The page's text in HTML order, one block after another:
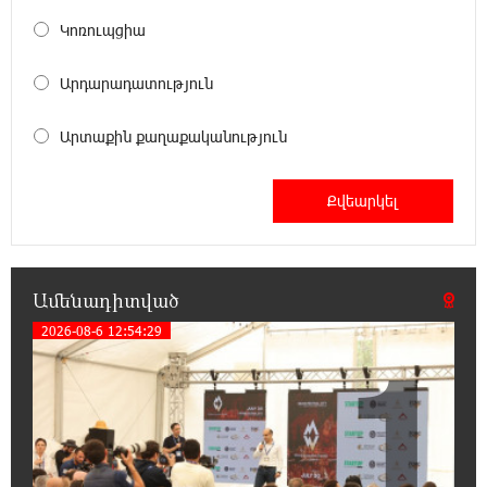
16:17:43 10-08-2026
հետ նրա առողջական վիճակն
անհամատեղելի է. Մենուա Սողոմոնյան
Ֆասթ Բանկը տեղաբաշխում է
13,000,000,000 ՀՀ դրամ ընդհանուր
ծավալով արժեկտրոնային պարտատոմսեր
Firebird-ի ԱԲ գործարանն իրականություն է.
բացումը նշանավորվեց նոր ներդրումների
մասին հայտարարությամբ
15:25:43 10-08-2026
Աստված պահապան մեր հրաշք
Հայաստանի Հանրապետությանը. Ուժեղ
Հայաստան վստահաբար ունենալու ենք. Արամ
Կոռուպցիա
Արդարադատություն
Արտաքին քաղաքականություն
Ամենադիտված
2026-08-6 12:54:29
1